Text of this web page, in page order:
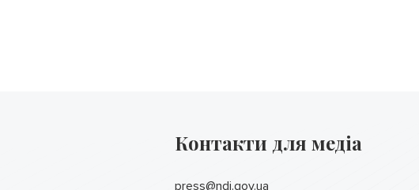
Контакти для медіа
press@ndi.gov.ua